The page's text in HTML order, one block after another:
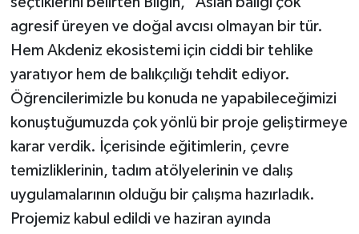
agresif üreyen ve doğal avcısı olmayan bir tür.
Hem Akdeniz ekosistemi için ciddi bir tehlike
yaratıyor hem de balıkçılığı tehdit ediyor.
Öğrencilerimizle bu konuda ne yapabileceğimizi
konuştuğumuzda çok yönlü bir proje geliştirmeye
karar verdik. İçerisinde eğitimlerin, çevre
temizliklerinin, tadım atölyelerinin ve dalış
uygulamalarının olduğu bir çalışma hazırladık.
Projemiz kabul edildi ve haziran ayında